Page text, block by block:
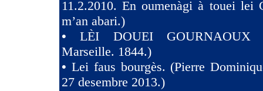
11.2.2010. En oumenàgi à touei lei
m’an abari.)
•LÈI DOUEI GOURNAOUX
Marseille. 1844.)
• Lei faus bourgès. (Pierre
27 desembre 2013.)